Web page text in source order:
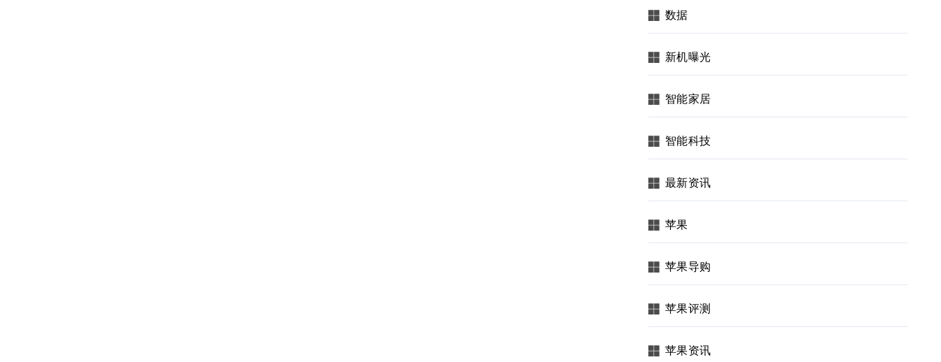
数据
新机曝光
智能家居
智能科技
最新资讯
苹果
苹果导购
苹果评测
苹果资讯